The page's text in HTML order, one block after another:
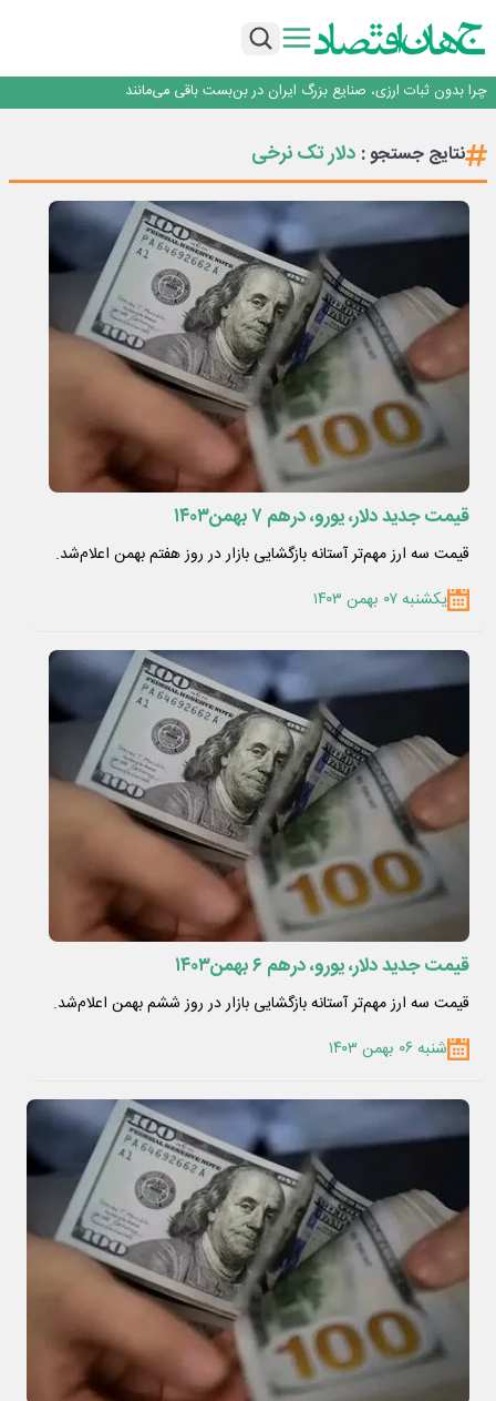
روزنامه ۱۷ مرداد
چرا بدون ثبات ارزی، صنایع بزرگ ایران در بن‌بست باقی می‌مانند
۲ درصد از مشترکان ۱۰ درصد برق خانگی را مصرف می‌کنند!
روزنامه ۱۷ مردادنتایج جستجو : دلار تک نرخی
قیمت جدید دلار، یورو، درهم ۷ بهمن۱۴۰۳
قیمت سه ارز مهم‌تر آستانه بازگشایی بازار در روز هفتم بهمن اعلام‌شد.
یکشنبه ۰۷ بهمن ۱۴۰۳
قیمت جدید دلار، یورو، درهم ۶ بهمن۱۴۰۳
قیمت سه ارز مهم‌تر آستانه بازگشایی بازار در روز ششم بهمن اعلام‌شد.
شنبه ۰۶ بهمن ۱۴۰۳